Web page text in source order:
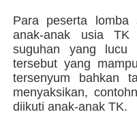
Para peserta lomba
anak-anak usia TK
suguhan yang lucu
tersebut yang
tersenyum bahkan
menyaksikan,
diikuti anak-anak TK.